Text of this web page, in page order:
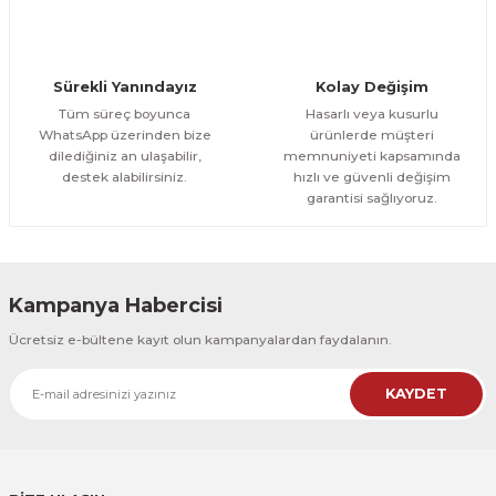
1.500,00 TL %12
Evinemoda
Gold Detaylı Yapraklar 3 Parça Kanvas - Canvas Tablo
Evinemoda
Gold Yapraklı Çiçek 3 Parça Kanvas - Canvas Tablo
1.700,00 TL ÜRÜNÜ İNCELE
Sürekli Yanındayız
Tüm süreç boyunca
WhatsApp üzerinden bize
dilediğiniz an ulaşabilir,
destek alabilirsiniz.
Kolay Değişim
Hasarlı veya kusurlu
ürünlerde müşteri
memnuniyeti kapsamında
hızlı ve güvenli değişim
garantisi sağlıyoruz.
Kampanya Habercisi
Ücretsiz e-bültene kayıt olun kampanyalardan faydalanın.
KAYDET